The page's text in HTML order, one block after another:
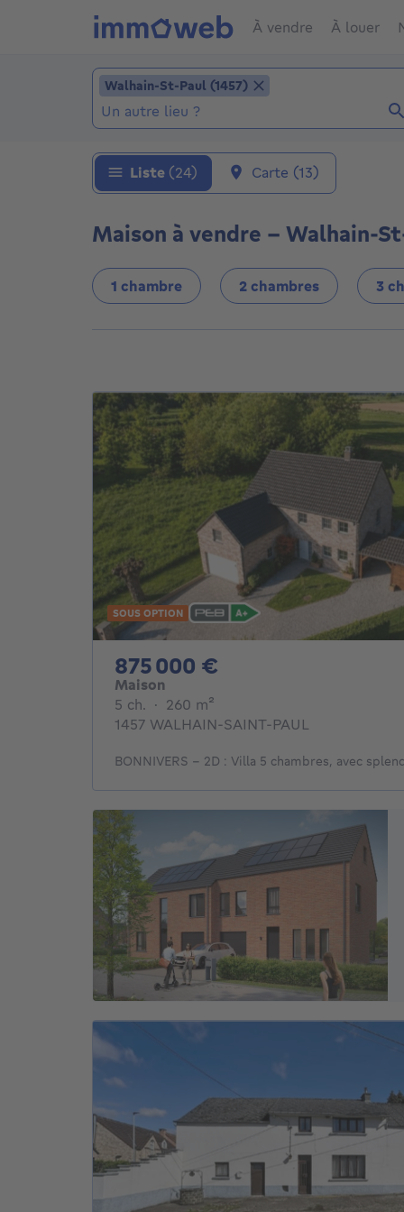
À vendre À louer
Localité (Localités déjà sélectionnées:
Walhain-St-Paul (1457)
Walhain-St-Paul (1457)
Ajouter un lieu
Liste (24) Carte (13)
Maison à vendre - Walhain-
1 chambre 2 chambres 3
SOUS OPTION
875 000 €
Maison
5 ch. 5 chambres
· 260 m²
1457 WALHAIN-SAINT-PAUL
BONNIVERS - 2D : Villa 5 chambres, avec